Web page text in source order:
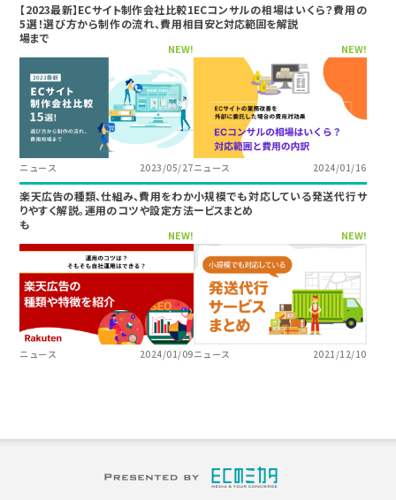
【2023最新】ECサイト制作会社比較1
5選！選び方から制作の流れ、費用相
場まで
NEW!
ニュース 2023/05/27
ECコンサルの相場はいくら？費用の
目安と対応範囲を解説
NEW!
ニュース 2024/01/16
楽天広告の種類、仕組み、費用をわか
りやすく解説。運用のコツや設定方法
も
NEW!
ニュース 2024/01/09
小規模でも対応している発送代行サ
ービスまとめ
NEW!
ニュース 2021/12/10